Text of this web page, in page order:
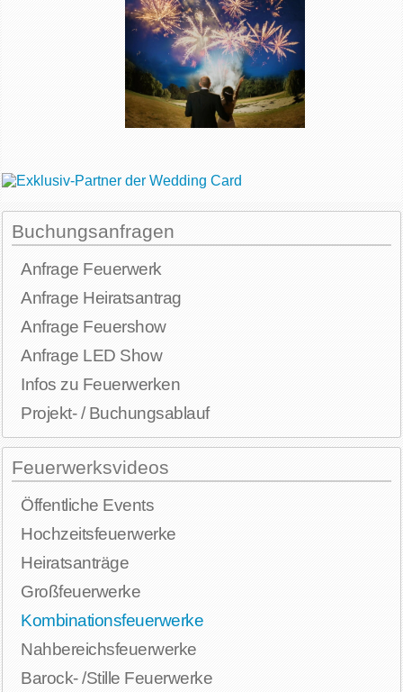
Buchungsanfragen
Anfrage Feuerwerk
Anfrage Heiratsantrag
Anfrage Feuershow
Anfrage LED Show
Infos zu Feuerwerken
Projekt- / Buchungsablauf
Feuerwerksvideos
Öffentliche Events
Hochzeitsfeuerwerke
Heiratsanträge
Großfeuerwerke
Kombinationsfeuerwerke
Nahbereichsfeuerwerke
Barock- /Stille Feuerwerke